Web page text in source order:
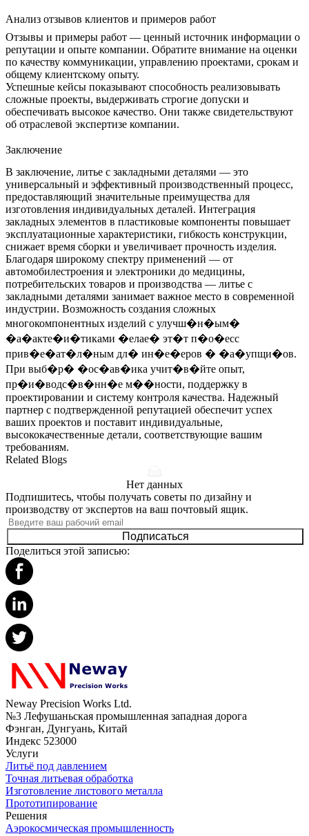
Анализ отзывов клиентов и примеров работ
Отзывы и примеры работ — ценный источник информации о
репутации и опыте компании. Обратите внимание на оценки
по качеству коммуникации, управлению проектами, срокам и
общему клиентскому опыту.
Успешные кейсы показывают способность реализовывать
сложные проекты, выдерживать строгие допуски и
обеспечивать высокое качество. Они также свидетельствуют
об отраслевой экспертизе компании.
Заключение
В заключение, литье с закладными деталями — это
универсальный и эффективный производственный процесс,
предоставляющий значительные преимущества для
изготовления индивидуальных деталей. Интеграция
закладных элементов в пластиковые компоненты повышает
эксплуатационные характеристики, гибкость конструкции,
снижает время сборки и увеличивает прочность изделия.
Благодаря широкому спектру применений — от
автомобилестроения и электроники до медицины,
потребительских товаров и производства — литье с
закладными деталями занимает важное место в современной
индустрии. Возможность создания сложных
многокомпонентных изделий с улучш�н�ым�
�а�акте�и�тиками �елае� эт�т п�о�есс
прив�е�ат�л�ным дл� ин�е�еров � �а�упщи�ов.
При выб�р� �ос�ав�ика учит�в�йте опыт,
пр�и�водс�в�нн�е м��ности, поддержку в
проектировании и систему контроля качества. Надежный
партнер с подтвержденной репутацией обеспечит успех
ваших проектов и поставит индивидуальные,
высококачественные детали, соответствующие вашим
требованиям.
Related Blogs
Нет данных
Подпишитесь, чтобы получать советы по дизайну и
производству от экспертов на ваш почтовый ящик.
Подписаться
Поделиться этой записью:
Neway Precision Works Ltd.
№3 Лефушаньская промышленная западная дорога
Фэнган, Дунгуань, Китай
Индекс 523000
Услуги
Литьё под давлением
Точная литьевая обработка
Изготовление листового металла
Прототипирование
Решения
Аэрокосмическая промышленность